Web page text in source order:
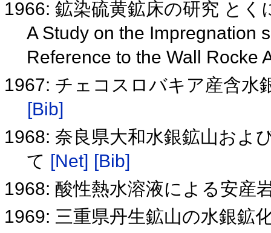
1966: 鉱染硫黄鉱床の研究 と
A Study on the Impregnation
Reference to the Wall Rocke
1967: チェコスロバキア産含
[Bib]
1968: 奈良県大和水銀鉱山およ
て [Net] [Bib]
1968: 酸性熱水溶液による安産
1969: 三重県丹生鉱山の水銀鉱